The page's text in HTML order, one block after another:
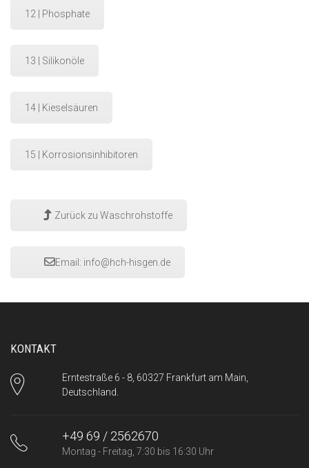
12 | Phosphate
13 | Silikonöle
14 | Kieselsäuren
15 | Korrosionsinhibitoren
Zurück zu Waschrohstoffe
Email: info@hch-hisgen.de
KONTAKT
Erntestraße 6 - 8, 60327 Frankfurt am Main,
Deutschland.
+49 69 / 2562670
Montag - Freitag, 7:30 bis 16:30 Uhr